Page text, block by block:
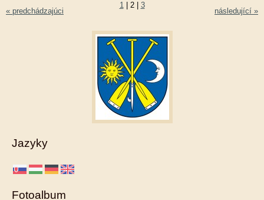
« predchádzajúci
1 2 3
následující »
Jazyky
Fotoalbum